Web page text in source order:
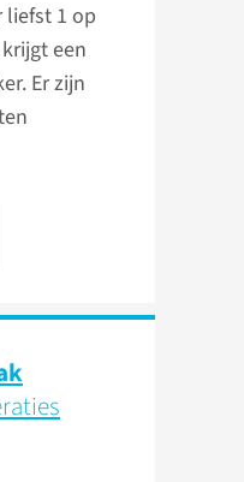
liefst 1 op
een
Er zijn